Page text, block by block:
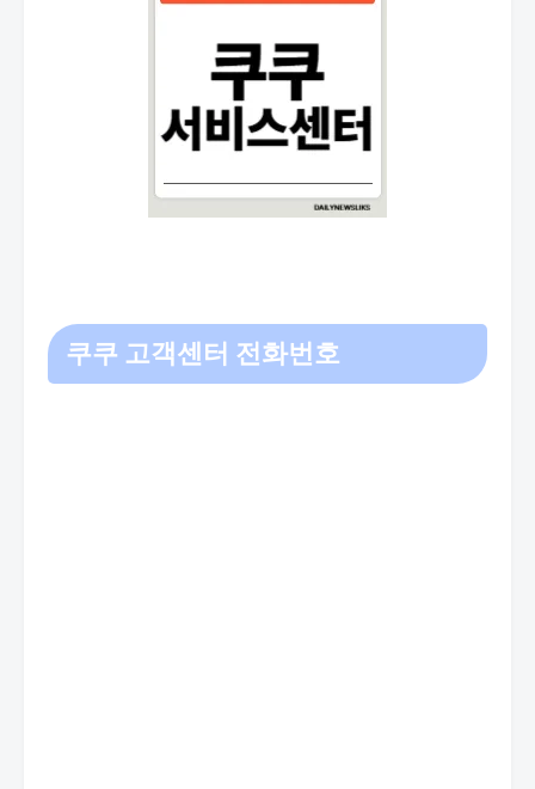
쿠쿠 고객센터 전화번호